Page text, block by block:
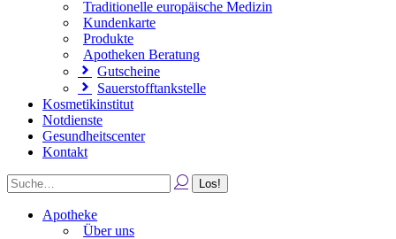
Traditionelle europäische Medizin
Kundenkarte
Produkte
Apotheken Beratung
Gutscheine
Sauerstofftankstelle
Kosmetikinstitut
Notdienste
Gesundheitscenter
Kontakt
Apotheke
Über uns